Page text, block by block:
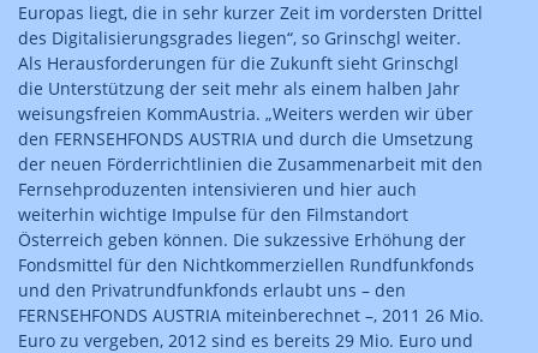
Europas liegt, die in sehr kurzer Zeit im vordersten Drittel
des Digitalisierungsgrades liegen“, so Grinschgl weiter.
Als Herausforderungen für die Zukunft sieht Grinschgl
die Unterstützung der seit mehr als einem halben Jahr
weisungsfreien KommAustria. „Weiters werden wir über
den FERNSEHFONDS AUSTRIA und durch die Umsetzung
der neuen Förderrichtlinien die Zusammenarbeit mit den
Fernsehproduzenten intensivieren und hier auch
weiterhin wichtige Impulse für den Filmstandort
Österreich geben können. Die sukzessive Erhöhung der
Fondsmittel für den Nichtkommerziellen Rundfunkfonds
und den Privatrundfunkfonds erlaubt uns – den
FERNSEHFONDS AUSTRIA miteinberechnet –, 2011 26 Mio.
Euro zu vergeben, 2012 sind es bereits 29 Mio. Euro und